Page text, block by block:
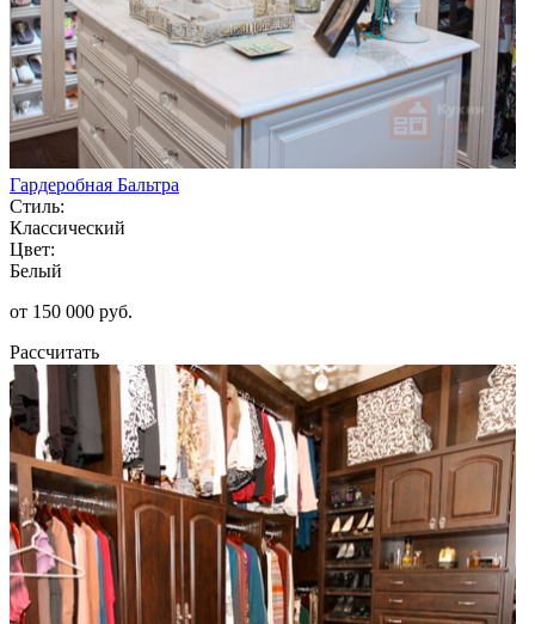
Гардеробная Бальтра
Стиль:
Классический
Цвет:
Белый
от 150 000 руб.
Рассчитать